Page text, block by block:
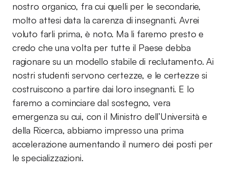
nostro organico, fra cui quelli per le secondarie,
molto attesi data la carenza di insegnanti. Avrei
voluto farli prima, è noto. Ma li faremo presto e
credo che una volta per tutte il Paese debba
ragionare su un modello stabile di reclutamento. Ai
nostri studenti servono certezze, e le certezze si
costruiscono a partire dai loro insegnanti. E lo
faremo a cominciare dal sostegno, vera
emergenza su cui, con il Ministro dell’Università e
della Ricerca, abbiamo impresso una prima
accelerazione aumentando il numero dei posti per
le specializzazioni.